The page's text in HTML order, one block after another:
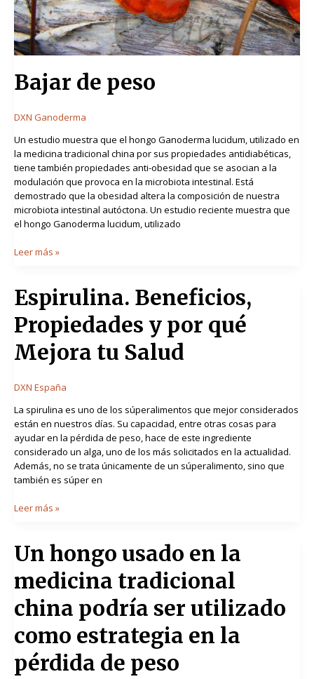
Bajar de peso
DXN Ganoderma
Un estudio muestra que el hongo Ganoderma lucidum, utilizado en
la medicina tradicional china por sus propiedades antidiabéticas,
tiene también propiedades anti-obesidad que se asocian a la
modulación que provoca en la microbiota intestinal. Está
demostrado que la obesidad altera la composición de nuestra
microbiota intestinal autóctona. Un estudio reciente muestra que
el hongo Ganoderma lucidum, utilizado
Leer más »
Espirulina. Beneficios,
Propiedades y por qué
Mejora tu Salud
DXN España
La spirulina es uno de los súperalimentos que mejor considerados
están en nuestros días. Su capacidad, entre otras cosas para
ayudar en la pérdida de peso, hace de este ingrediente
considerado un alga, uno de los más solicitados en la actualidad.
Además, no se trata únicamente de un súperalimento, sino que
también es súper en
Espirulina.
Beneficios,
Propiedades
y
por
qué
tu
Leer más »
Un hongo usado en la
medicina tradicional
china podría ser utilizado
como estrategia en la
pérdida de peso
Un
hongo
usado
en
la
medicina
tradicional
china
podría
ser